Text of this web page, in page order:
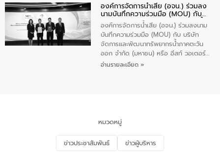
ชุมชนและการบำบัดน้ำเสียเบื้องต้น ให้กับ
นักเรียนชั้นประถมศึกษาปีที่ 5 โรงเรียน
เทศบาล 1 (พะเยาประชานุกูล) จำนวน 30
คน
องค์การจัดการน้ำเสีย (อจน.) ร่วมลง
นามบันทึกความร่วมมือ (MOU) กับ
บริษัท จัดการและพัฒนาทรัพยากรน้ำ
ภาคตะวันออก จำกัด (มหาชน) หรือ อีส
ท์ วอเตอร์
องค์การจัดการน้ำเสีย (อจน.) ร่วมลงนาม
บันทึกความร่วมมือ (MOU) กับ บริษัท
จัดการและพัฒนาทรัพยากรน้ำภาคตะวัน
ออก จำกัด (มหาชน) หรือ อีสท์ วอเตอร์
เมื่อวันอังคารที่ 4 สิงหาคม 2569 ณ ห้อง
ด้านน้ำของประเทศ และเตรียมความพร้อม
รองรับการเติบโตของเมือง รวมถึงการ
ลงทุนในอุตสาหกรรมแห่งอนาคต ตลอดจน
มุ่งตอบโจทย์ความท้าทายจากวิกฤตการ
อ่านรายละเอียด »
หมวดหมู่
ข่าวประชาสัมพันธ์ ข่าวผู้บริหาร